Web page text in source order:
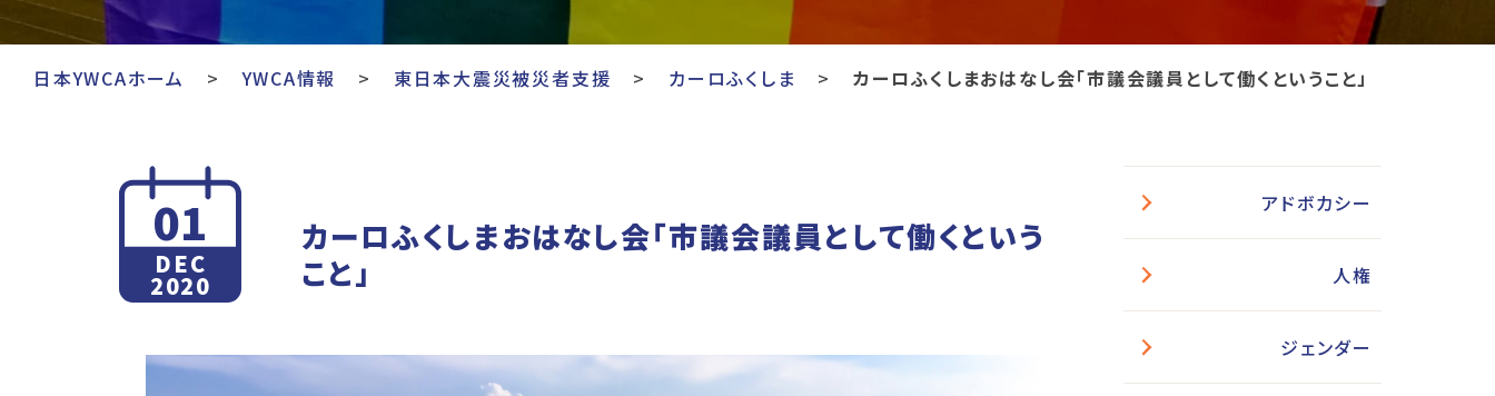
日本YWCAホーム YWCA情報 東日本大震災被災者支援 カーロふくしま カーロふくしまおはなし会「市議会議員として働くということ」
01
DEC
2020
カーロふくしまおはなし会「市議会議員として働くという
こと」
アドボカシー
人権
ジェンダー